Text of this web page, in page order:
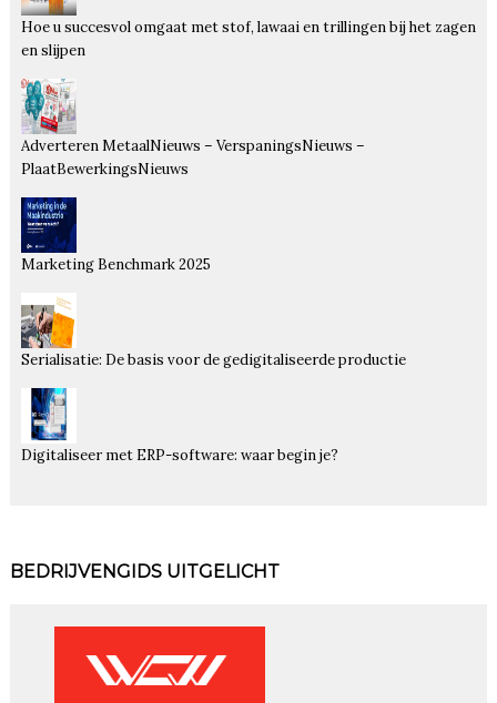
Hoe u succesvol omgaat met stof, lawaai en trillingen bij het zagen
en slijpen
Adverteren MetaalNieuws – VerspaningsNieuws –
PlaatBewerkingsNieuws
Marketing Benchmark 2025
Serialisatie: De basis voor de gedigitaliseerde productie
Digitaliseer met ERP-software: waar begin je?
BEDRIJVENGIDS UITGELICHT